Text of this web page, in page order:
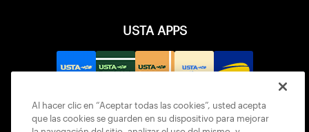
USTA APPS
Al hacer clic en “Aceptar todas las cookies”, usted acepta
que las cookies se guarden en su dispositivo para mejorar